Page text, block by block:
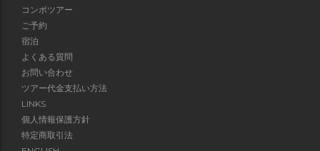
コンボツアー
ご予約
宿泊
よくある質問
お問い合わせ
ツアー代金支払い方法
LINKS
個人情報保護方針
特定商取引法